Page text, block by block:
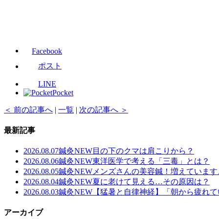
Facebook
ポスト
LINE
Pocket
＜ 前の記事へ | 一覧 | 次の記事へ ＞
最新記事
2026.08.07鍼灸NEW目の下のクマは肩こりから？
2026.08.06鍼灸NEW東洋医学で考える「三毒」とは？
2026.08.05鍼灸NEW メンズさんの美容鍼！増えています
2026.08.04鍼灸NEW夏に老けて見える…その原因は？
2026.08.03鍼灸NEW 【猛暑と自律神経】「朝から疲れ
アーカイブ